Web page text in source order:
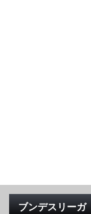
ブンデスリー